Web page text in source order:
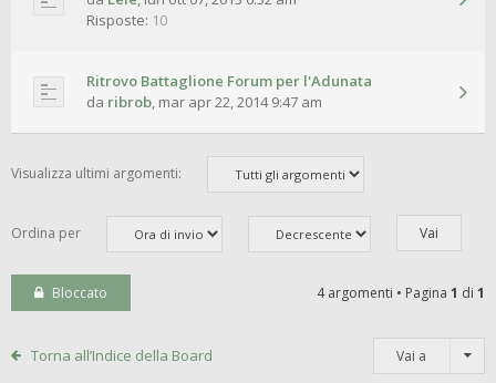
Risposte: 10
Ritrovo Battaglione Forum per l'Adunata
da ribrob, mar apr 22, 2014 9:47 am
Visualizza ultimi argomenti:
Ordina per
Bloccato 4 argomenti • Pagina 1 di 1
Torna all’Indice della Board Vai a